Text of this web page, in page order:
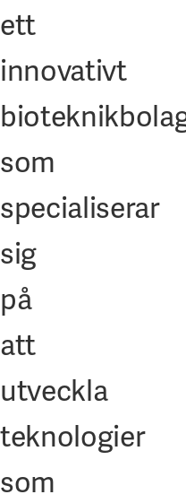
ett
innovativt
som
specialiserar
sig
på
att
utveckla
teknologier
som